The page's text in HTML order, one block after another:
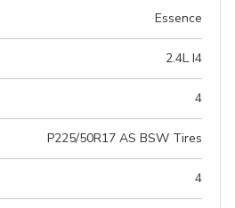
Essence
2.4L I4
4
P225/50R17 AS BSW Tires
4